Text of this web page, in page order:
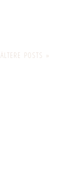
ÄLTERE POSTS »